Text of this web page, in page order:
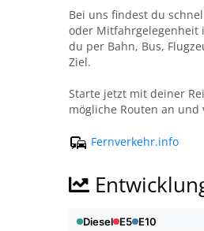
Bei uns findest du
oder Mitfahrgelegenheit
du per Bahn, Bus,
Ziel.
Starte jetzt mit deiner
mögliche Routen an und
Fernverkehr.info